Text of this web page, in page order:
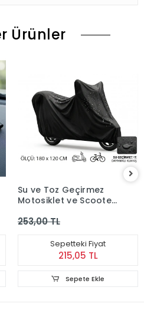
Ürünler
Su ve Toz Geçirmez
Motosiklet ve Scooter
180x120 cm
253,00 TL
Sepetteki Fiyat
215,05 TL
Sepete Ekle